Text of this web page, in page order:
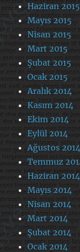
Haziran 2015
Mayıs 2015
Nisan 2015
Mart 2015
Şubat 2015
Ocak 2015
Aralık 2014
Kasım 2014
Ekim 2014
Eylül 2014
Ağustos
Temmuz
Haziran 2014
Mayıs 2014
Nisan 2014
Mart 2014
Şubat 2014
Ocak 2014